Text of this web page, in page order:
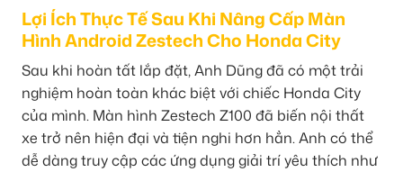
Lợi Ích Thực Tế Sau Khi Nâng Cấp Màn
Hình Android Zestech Cho Honda City
Sau khi hoàn tất lắp đặt, Anh Dũng đã có một trải
nghiệm hoàn toàn khác biệt với chiếc Honda City
của mình. Màn hình Zestech Z100 đã biến nội thất
xe trở nên hiện đại và tiện nghi hơn hẳn. Anh có thể
dễ dàng truy cập các ứng dụng giải trí yêu thích như